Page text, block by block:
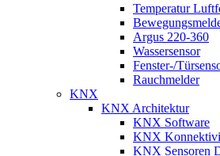
Temperatur
Argus 220-360
Wassersensor
Fenster-/
Rauchmelder
KNX
KNX Architektur
KNX Software
KNX
KNX Sensoren